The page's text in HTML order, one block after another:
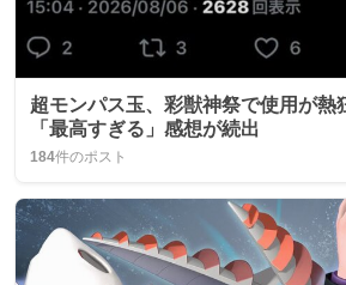
超モンパス玉、彩獣神祭で使用が
「最高すぎる」感想が続出
184件のポスト